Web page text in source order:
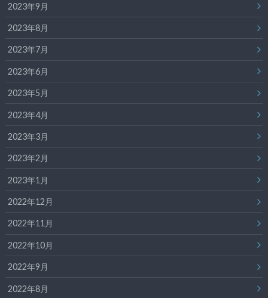
2023年9月
2023年8月
2023年7月
2023年6月
2023年5月
2023年4月
2023年3月
2023年2月
2023年1月
2022年12月
2022年11月
2022年10月
2022年9月
2022年8月